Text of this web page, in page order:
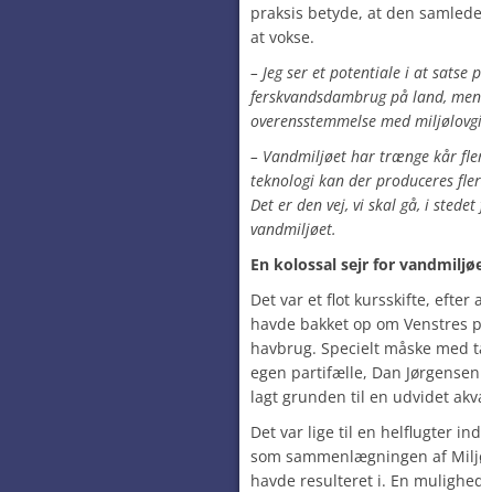
praksis betyde, at den
at vokse.
– Jeg ser et potentiale i at satse
ferskvandsdambrug på land,
overensstemmelse med
– Vandmiljøet har trænge kår
teknologi kan der produceres
Det er den vej, vi skal gå, i
vandmiljøet.
En kolossal sejr for
Det var et flot kursskifte, efter
havde bakket op om Venstres
havbrug. Specielt måske med
egen partifælle, Dan
lagt grunden til en udvidet
Det var lige til en helflugter
som sammenlægningen af
havde resulteret i. En